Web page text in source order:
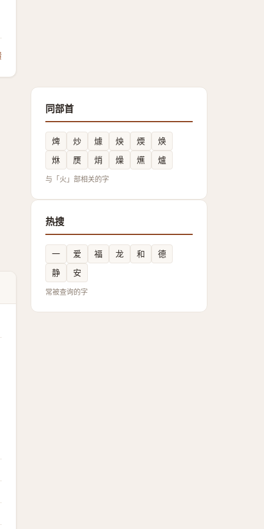
同部首
焷 炒 㷾 炴 煗
焕
烌
㷳 焇 燥 爑 爐
与「火」部相关的字
热搜
一 爱 福 龙 和
德
静
安
常被查询的字